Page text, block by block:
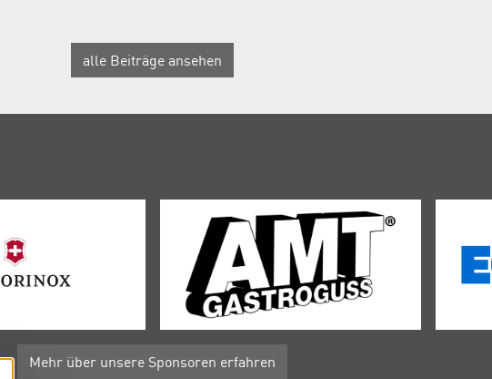
alle Beiträge ansehen
Mehr über unsere Sponsoren erfahren